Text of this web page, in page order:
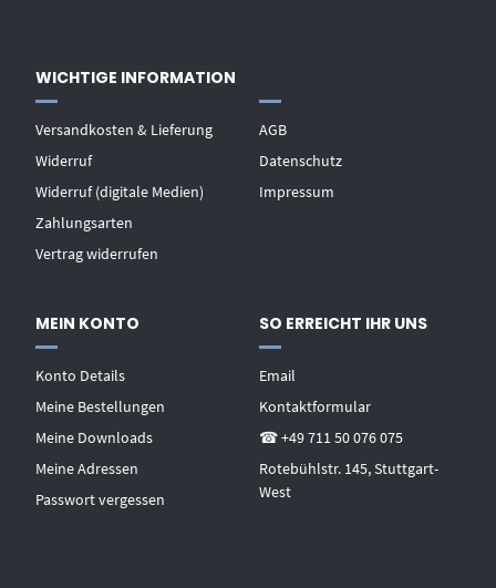
WICHTIGE INFORMATION
Versandkosten & Lieferung
Widerruf
Widerruf (digitale Medien)
Zahlungsarten
Vertrag widerrufen
AGB
Datenschutz
Impressum
MEIN KONTO
Konto Details
Meine Bestellungen
Meine Downloads
Meine Adressen
Passwort vergessen
SO ERREICHT IHR UNS
Email
Kontaktformular
☎ +49 711 50 076 075
Rotebühlstr. 145, Stuttgart-
West